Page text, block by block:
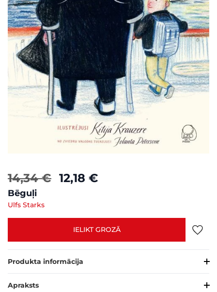
14,34 € 12,18 €
Bēguļi
Ulfs Starks
IELIKT GROZĀ
Produkta informācija
Apraksts